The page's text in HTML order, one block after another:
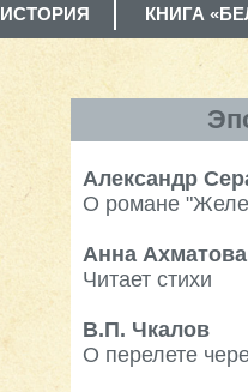
ИСТОРИЯ КНИГА
Александр
О романе
Анна Ахматова
Читает стихи
В.П. Чкалов
О перелете